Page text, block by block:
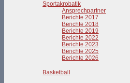
Sportakrobatik
Ansprechpartner
Berichte 2017
Berichte 2018
Berichte 2019
Berichte 2022
Berichte 2023
Berichte 2025
Berichte 2026
Basketball